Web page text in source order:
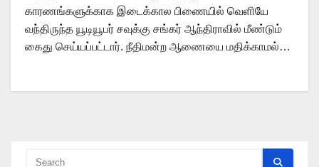
காரணங்களுக்காக இடைக்கால பிணையில் வெளியே
வந்திருந்த யூடியூபர் சவுக்கு சங்கர் ஆந்திராவில் மீண்டும்
கைது செய்யப்பட்டார். நீதிமன்ற ஆணையை மதிக்காமல்…